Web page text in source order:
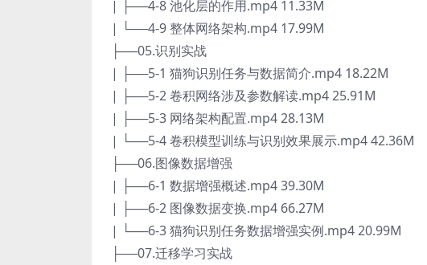
| ├──4-8 池化层的作用.mp4 11.33M
| └──4-9 整体网络架构.mp4 17.99M
├──05.识别实战
| ├──5-1 猫狗识别任务与数据简介.mp4 18.22M
| ├──5-2 卷积网络涉及参数解读.mp4 25.91M
| ├──5-3 网络架构配置.mp4 28.13M
| └──5-4 卷积模型训练与识别效果展示.mp4 42.36M
├──06.图像数据增强
| ├──6-1 数据增强概述.mp4 39.30M
| ├──6-2 图像数据变换.mp4 66.27M
| └──6-3 猫狗识别任务数据增强实例.mp4 20.99M
├──07.迁移学习实战